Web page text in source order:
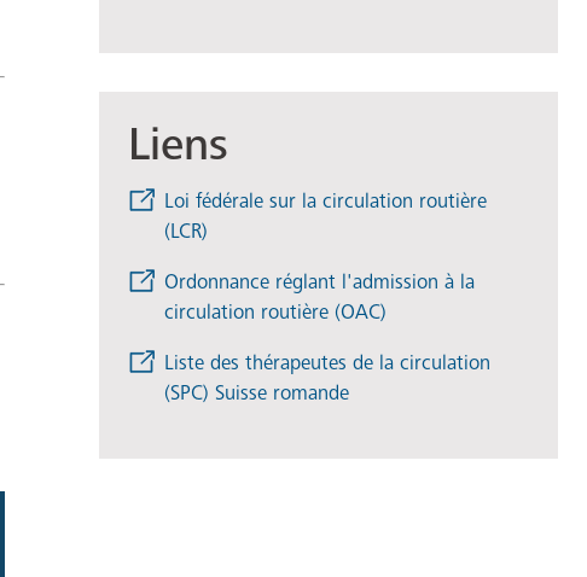
Liens
Loi fédérale sur la circulation routière
(LCR)
Ordonnance réglant l'admission à la
circulation routière (OAC)
Liste des thérapeutes de la circulation
(SPC) Suisse romande